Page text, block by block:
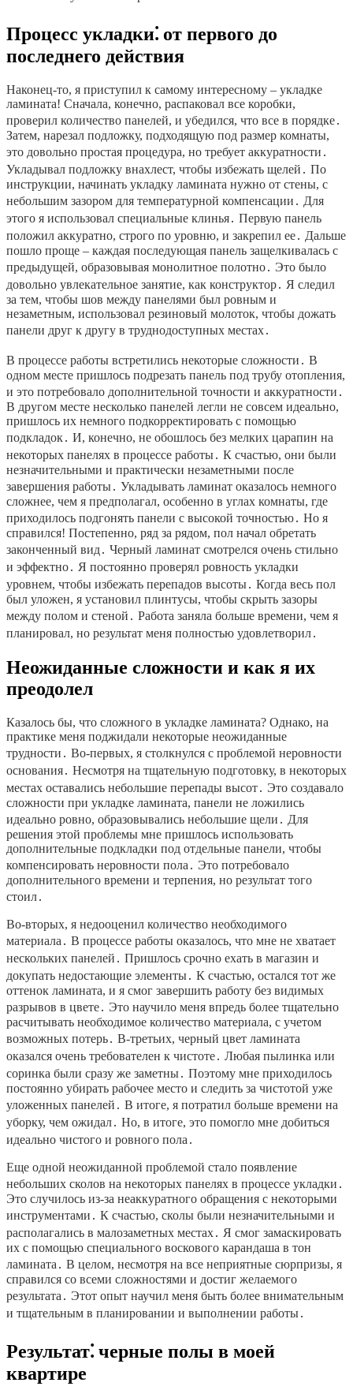
Процесс укладки⁚ от первого до
последнего действия
Наконец-то, я приступил к самому интересному – укладке
ламината! Сначала, конечно, распаковал все коробки,
проверил количество панелей, и убедился, что все в порядке․
Затем, нарезал подложку, подходящую под размер комнаты,
это довольно простая процедура, но требует аккуратности․
Укладывал подложку внахлест, чтобы избежать щелей․ По
инструкции, начинать укладку ламината нужно от стены, с
небольшим зазором для температурной компенсации․ Для
этого я использовал специальные клинья․ Первую панель
положил аккуратно, строго по уровню, и закрепил ее․ Дальше
пошло проще – каждая последующая панель защелкивалась с
предыдущей, образовывая монолитное полотно․ Это было
довольно увлекательное занятие, как конструктор․ Я следил
за тем, чтобы шов между панелями был ровным и
незаметным, использовал резиновый молоток, чтобы дожать
панели друг к другу в труднодоступных местах․
В процессе работы встретились некоторые сложности․ В
одном месте пришлось подрезать панель под трубу отопления,
и это потребовало дополнительной точности и аккуратности․
В другом месте несколько панелей легли не совсем идеально,
пришлось их немного подкорректировать с помощью
подкладок․ И, конечно, не обошлось без мелких царапин на
некоторых панелях в процессе работы․ К счастью, они были
незначительными и практически незаметными после
завершения работы․ Укладывать ламинат оказалось немного
сложнее, чем я предполагал, особенно в углах комнаты, где
приходилось подгонять панели с высокой точностью․ Но я
справился! Постепенно, ряд за рядом, пол начал обретать
законченный вид․ Черный ламинат смотрелся очень стильно
и эффектно․ Я постоянно проверял ровность укладки
уровнем, чтобы избежать перепадов высоты․ Когда весь пол
был уложен, я установил плинтусы, чтобы скрыть зазоры
между полом и стеной․ Работа заняла больше времени, чем я
планировал, но результат меня полностью удовлетворил․
Неожиданные сложности и как я их
преодолел
Казалось бы, что сложного в укладке ламината? Однако, на
практике меня поджидали некоторые неожиданные
трудности․ Во-первых, я столкнулся с проблемой неровности
основания․ Несмотря на тщательную подготовку, в некоторых
местах оставались небольшие перепады высот․ Это создавало
сложности при укладке ламината, панели не ложились
идеально ровно, образовывались небольшие щели․ Для
решения этой проблемы мне пришлось использовать
дополнительные подкладки под отдельные панели, чтобы
компенсировать неровности пола․ Это потребовало
дополнительного времени и терпения, но результат того
стоил․
Во-вторых, я недооценил количество необходимого
материала․ В процессе работы оказалось, что мне не хватает
нескольких панелей․ Пришлось срочно ехать в магазин и
докупать недостающие элементы․ К счастью, остался тот же
оттенок ламината, и я смог завершить работу без видимых
разрывов в цвете․ Это научило меня впредь более тщательно
расчитывать необходимое количество материала, с учетом
возможных потерь․ В-третьих, черный цвет ламината
оказался очень требователен к чистоте․ Любая пылинка или
соринка были сразу же заметны․ Поэтому мне приходилось
постоянно убирать рабочее место и следить за чистотой уже
уложенных панелей․ В итоге, я потратил больше времени на
уборку, чем ожидал․ Но, в итоге, это помогло мне добиться
идеально чистого и ровного пола․
Еще одной неожиданной проблемой стало появление
небольших сколов на некоторых панелях в процессе укладки․
Это случилось из-за неаккуратного обращения с некоторыми
инструментами․ К счастью, сколы были незначительными и
располагались в малозаметных местах․ Я смог замаскировать
их с помощью специального воскового карандаша в тон
ламината․ В целом, несмотря на все неприятные сюрпризы, я
справился со всеми сложностями и достиг желаемого
результата․ Этот опыт научил меня быть более внимательным
и тщательным в планировании и выполнении работы․
Результат⁚ черные полы в моей
квартире